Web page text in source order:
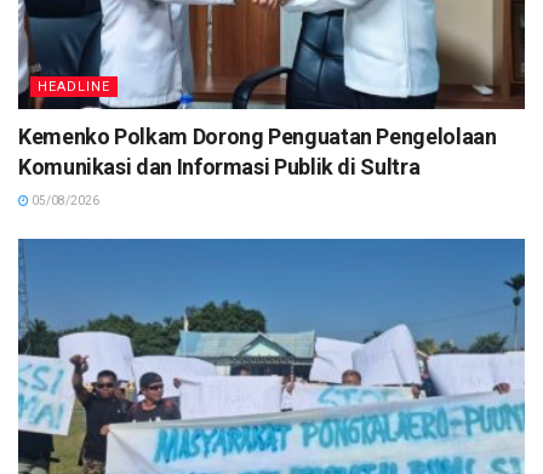
HEADLINE
Kemenko Polkam Dorong Penguatan Pengelolaan
Komunikasi dan Informasi Publik di Sultra
05/08/2026